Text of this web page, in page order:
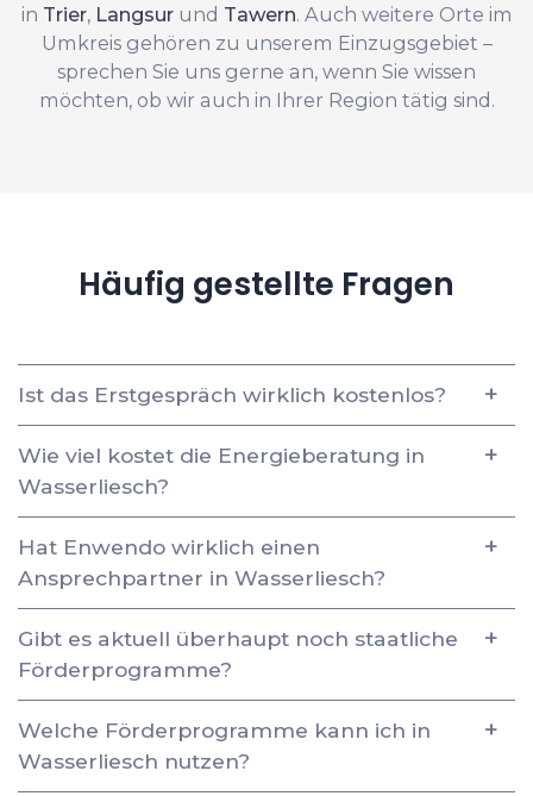
in Trier, Langsurund Tawern. Auch weitere Orte im
Umkreis gehören zu unserem Einzugsgebiet –
sprechen Sie uns gerne an, wenn Sie wissen
möchten, ob wir auch in Ihrer Region tätig sind.
Häufig gestellte Fragen
Ist das Erstgespräch wirklich kostenlos?
Wie viel kostet die Energieberatung in
Wasserliesch?
Hat Enwendo wirklich einen
Ansprechpartner in Wasserliesch?
Gibt es aktuell überhaupt noch staatliche
Förderprogramme?
Welche Förderprogramme kann ich in
Wasserliesch nutzen?